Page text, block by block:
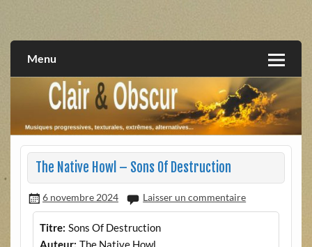
extrêmes, alternatives, texturales
Menu
The Native Howl – Sons Of Destruction
6 novembre 2024 Laisser un commentaire
Titre: Sons Of Destruction
Auteur: The Native Howl